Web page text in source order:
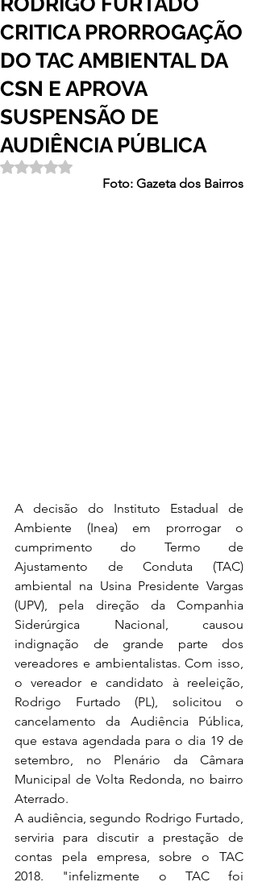
CRITICA PRORROGAÇÃO
DO TAC AMBIENTAL DA
CSN E APROVA
SUSPENSÃO DE
AUDIÊNCIA PÚBLICA
Avaliado com NaN de 5 estrelas.
Foto: Gazeta dos Bairros
A decisão do Instituto Estadual de
Ambiente (Inea) em prorrogar o
cumprimento do Termo de
Ajustamento de Conduta (TAC)
ambiental na Usina Presidente Vargas
(UPV), pela direção da Companhia
Siderúrgica Nacional, causou
indignação de grande parte dos
vereadores e ambientalistas. Com isso,
o vereador e candidato à reeleição,
Rodrigo Furtado (PL), solicitou o
cancelamento da Audiência Pública,
que estava agendada para o dia 19 de
setembro, no Plenário da Câmara
Municipal de Volta Redonda, no bairro
Aterrado.
A audiência, segundo Rodrigo Furtado,
serviria para discutir a prestação de
contas pela empresa, sobre o TAC
2018. "infelizmente o TAC foi